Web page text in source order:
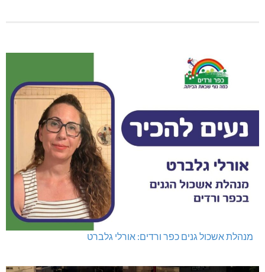
מנהלת אשכול גנים כפר ורדים: אורלי גלברט